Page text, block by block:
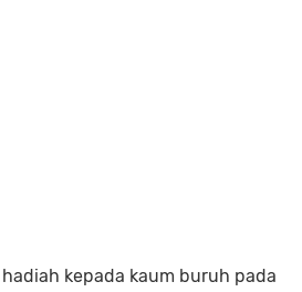
kepada kaum buruh pada